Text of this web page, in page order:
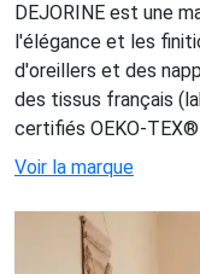
DEJORINE est une
l'élégance et les
d'oreillers et des
des tissus français
certifiés OEKO-
Voir la marque